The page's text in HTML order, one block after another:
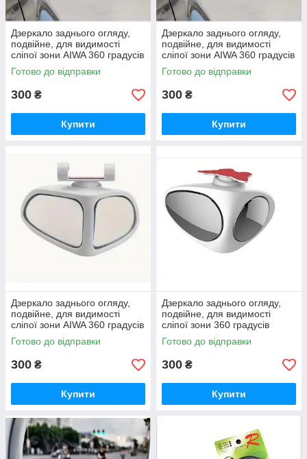
Дзеркало заднього огляду,
подвійне, для видимості
сліпої зони AIWA 360 градусів
правий 04685
Готово до відправки
300 ₴
Купити
Дзеркало заднього огляду,
подвійне, для видимості
сліпої зони AIWA 360 градусів
лівий 04684
Готово до відправки
300 ₴
Купити
Дзеркало заднього огляду,
подвійне, для видимості
сліпої зони AIWA 360 градусів
правий 04762
Готово до відправки
300 ₴
Купити
Дзеркало заднього огляду,
подвійне, для видимості
сліпої зони 360 градусів
правий 00775
Готово до відправки
300 ₴
Купити